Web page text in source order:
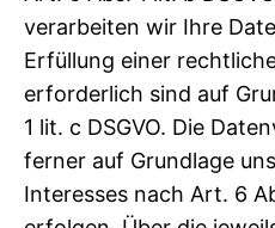
verarbeiten wir Ihre
Erfüllung einer
erforderlich sind auf
1 lit. c DSGVO. Die
ferner auf Grundlage
Interesses nach Art. 6